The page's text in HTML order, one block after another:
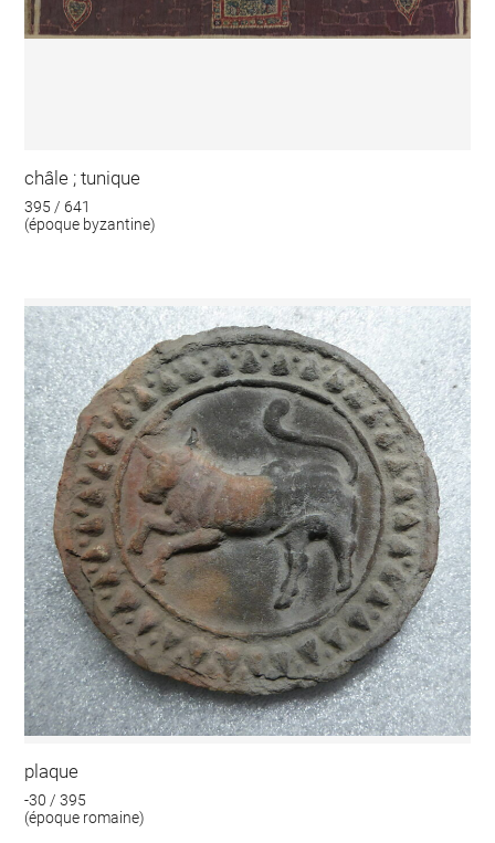
châle ; tunique
395 / 641
(époque byzantine)
plaque
-30 / 395
(époque romaine)